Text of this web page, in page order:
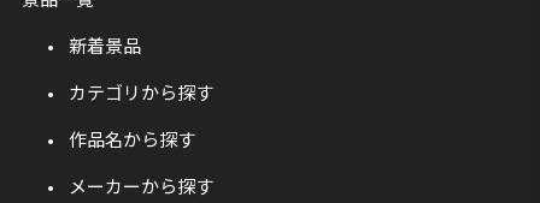
新着景品
カテゴリから探す
作品名から探す
メーカーから探す